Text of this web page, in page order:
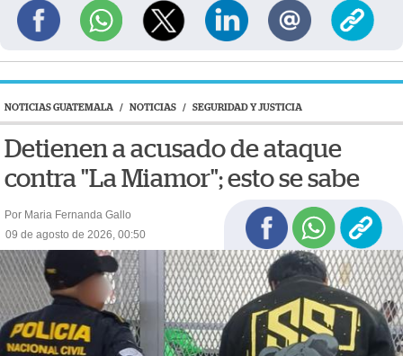
NOTICIAS GUATEMALA / NOTICIAS / SEGURIDAD Y JUSTICIA
Detienen a acusado de ataque
contra "La Miamor"; esto se sabe
Por Maria Fernanda Gallo
09 de agosto de 2026, 00:50